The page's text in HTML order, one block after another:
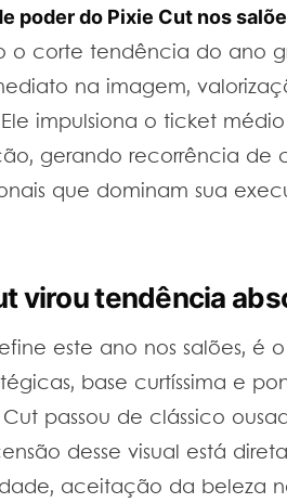
poder do Pixie Cut nos
o corte tendência do ano
na imagem,
impulsiona o ticket
gerando recorrência de
que dominam sua
virou tendência
este ano nos salões, é
base curtíssima e
passou de clássico
desse visual está
aceitação da beleza